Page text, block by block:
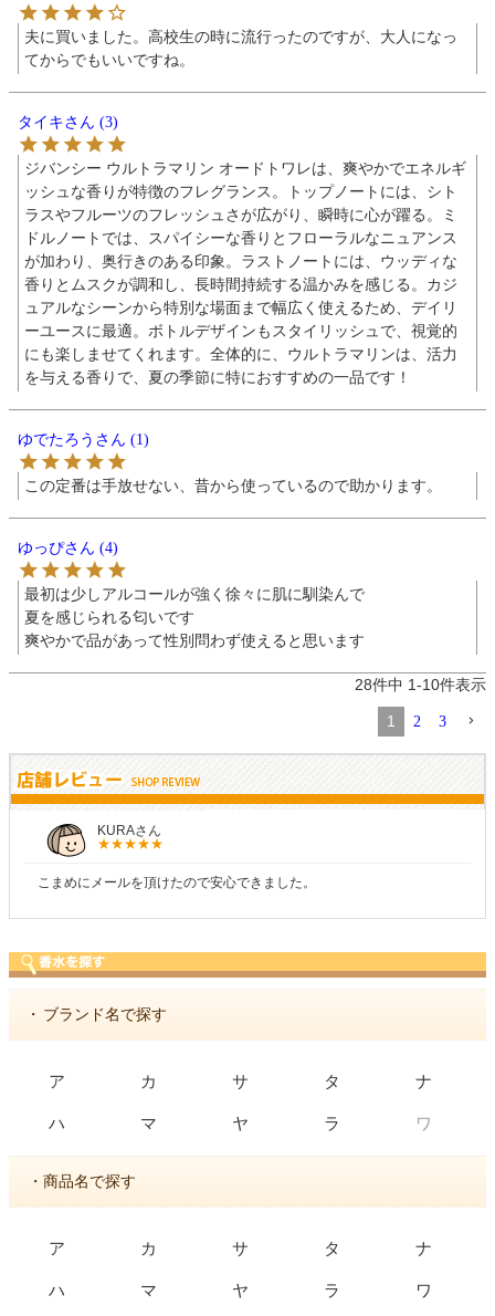
夫に買いました。高校生の時に流行ったのですが、大人になっ
てからでもいいですね。
タイキ 3
ジバンシー ウルトラマリン オードトワレは、爽やかでエネルギ
ッシュな香りが特徴のフレグランス。トップノートには、シト
ラスやフルーツのフレッシュさが広がり、瞬時に心が躍る。ミ
ドルノートでは、スパイシーな香りとフローラルなニュアンス
が加わり、奥行きのある印象。ラストノートには、ウッディな
香りとムスクが調和し、長時間持続する温かみを感じる。カジ
ュアルなシーンから特別な場面まで幅広く使えるため、デイリ
ーユースに最適。ボトルデザインもスタイリッシュで、視覚的
にも楽しませてくれます。全体的に、ウルトラマリンは、活力
を与える香りで、夏の季節に特におすすめの一品です！
ゆでたろう 1
この定番は手放せない、昔から使っているので助かります。
ゆっぴ 4
最初は少しアルコールが強く徐々に肌に馴染んで
夏を感じられる匂いです
爽やかで品があって性別問わず使えると思います
28件中 1-10件表示
1 2 3
KURAさん
こまめにメールを頂けたので安心できました。
・ ブランド名で探す
ア カ サ タ ナ
ハ マ ヤ ラ ワ
・商品名で探す
ア カ サ タ ナ
ハ マ ヤ ラ ワ